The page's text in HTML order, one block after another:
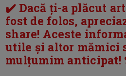
✔️ Dacă ți-a plăcut
fost de folos,
share! Aceste
utile și altor mămici
mulțumim anticipat!